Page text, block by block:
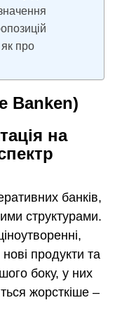
про
Banken)
на
банків,
структурами.
продукти та
боку, у них
жорсткіше –